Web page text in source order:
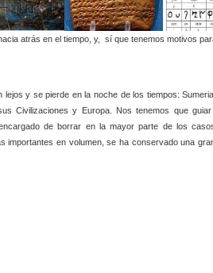
atrás en el tiempo, y, sí que tenemos motivos
lejos y se pierde en la noche de los tiempos:
Civilizaciones y Europa. Nos tenemos que
de borrar en la mayor parte de los
importantes en volumen, se ha conservado una